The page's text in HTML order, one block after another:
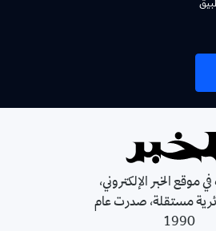
موقع الخبر الإلكتروني،
مستقلة، صدرت عام
1990